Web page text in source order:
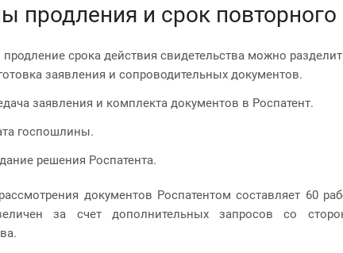
продления и срок
срока действия свидетельства можно
заявления и сопроводительных документов.
заявления и комплекта документов в Роспатент.
госпошлины.
решения Роспатента.
документов Роспатентом составляет 60
за счет дополнительных запросов со